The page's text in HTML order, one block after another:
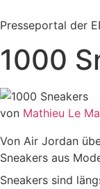
Inhalt
Presseportal der
1000
von Mathieu Le
Von Air Jordan
Sneakers aus
Sneakers sind